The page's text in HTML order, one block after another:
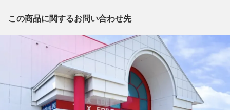
※「なんでもリサイクルビッグバン 公式オンラインストアの出
電話番号：0144-76-3196
【店舗内商品コード】1012103168524
【メーカー】LOUIS VUITTON/ルイヴィトン
【型番】M51126
【対象】レディース
【サイズ】W約38cm x H約30cm x D約15cm
この商品に関するお問い合わせ先